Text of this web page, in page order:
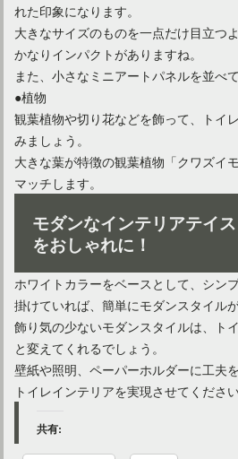
れた印象になります。
大きなサイズのものを一点だけ目立つ
かなりインパクトがありますね。
また、小さなミニアートパネルを並べ
●植物
観葉植物や切り花などを飾って、トイ
みましょう。
大きな葉が特徴の観葉植物「クワズイ
マッチします。
モダンなインテリアテイ
をおしゃれに！
ホワイトカラーをベースとして、シン
掛けていれば、簡単にモダンスタイル
飾り気の少ないモダンスタイルは、ト
と変えてくれるでしょう。
壁紙や照明、ペーパーホルダーに工夫
トイレインテリアを実現させてください
共有: